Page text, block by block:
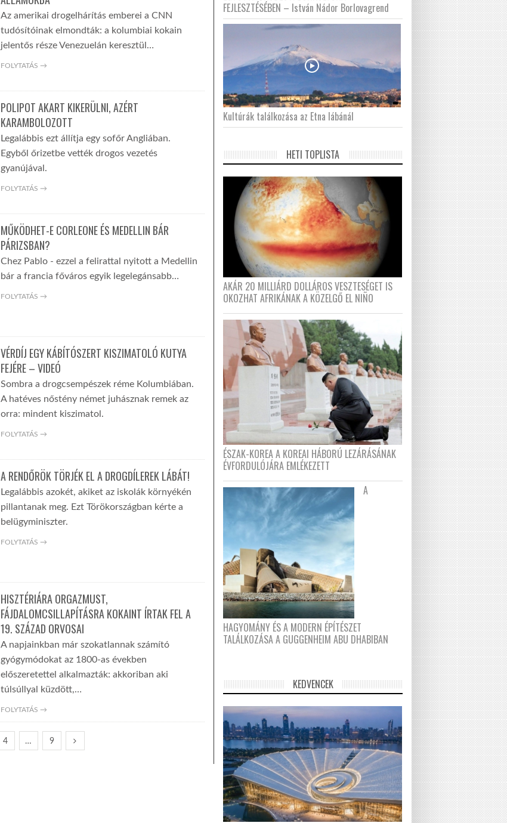
Az amerikai drogelhárítás emberei a CNN
tudósítóinak elmondták: a kolumbiai kokain
jelentős része Venezuelán keresztül…
FOLYTATÁS →
POLIPOT AKART KIKERÜLNI, AZÉRT
KARAMBOLOZOTT
Legalábbis ezt állítja egy sofőr Angliában.
Egyből őrizetbe vették drogos vezetés
gyanújával.
FOLYTATÁS →
MŰKÖDHET-E CORLEONE ÉS MEDELLIN BÁR
PÁRIZSBAN?
Chez Pablo - ezzel a felirattal nyitott a Medellin
bár a francia főváros egyik legelegánsabb…
FOLYTATÁS →
VÉRDÍJ EGY KÁBÍTÓSZERT KISZIMATOLÓ KUTYA
FEJÉRE – VIDEÓ
Sombra a drogcsempészek réme Kolumbiában.
A hatéves nőstény német juhásznak remek az
orra: mindent kiszimatol.
FOLYTATÁS →
A RENDŐRÖK TÖRJÉK EL A DROGDÍLEREK LÁBÁT!
Legalábbis azokét, akiket az iskolák környékén
pillantanak meg. Ezt Törökországban kérte a
belügyminiszter.
FOLYTATÁS →
HISZTÉRIÁRA ORGAZMUST,
FÁJDALOMCSILLAPÍTÁSRA KOKAINT ÍRTAK FEL A
19. SZÁZAD ORVOSAI
A napjainkban már szokatlannak számító
gyógymódokat az 1800-as években
előszeretettel alkalmazták: akkoriban aki
túlsúllyal küzdött,…
FOLYTATÁS →
4 … 9
FEJLESZTÉSÉBEN – István Nádor Borlovagrend
Kultúrák találkozása az Etna lábánál
HETI TOPLISTA
AKÁR 20 MILLIÁRD DOLLÁROS VESZTESÉGET IS
OKOZHAT AFRIKÁNAK A KÖZELGŐ EL NIÑO
ÉSZAK-KOREA A KOREAI HÁBORÚ LEZÁRÁSÁNAK
ÉVFORDULÓJÁRA EMLÉKEZETT
A
HAGYOMÁNY ÉS A MODERN ÉPÍTÉSZET
TALÁLKOZÁSA A GUGGENHEIM ABU DHABIBAN
KEDVENCEK